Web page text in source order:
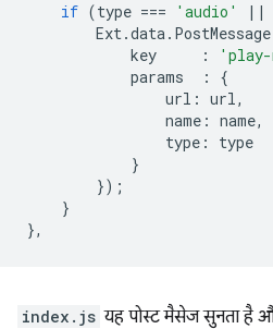
if (type === 'audio' ||
Ext.data. PostMessage
key
: 'play-
params
:
{
url : url,
name : name,
type :
type
}
});
}
},
index.js यह पोस्ट मैसेज सुनता है